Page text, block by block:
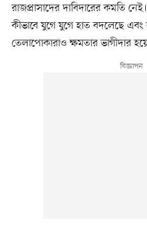
রাজপ্রাসাদের দাবিদারের কমতি
কীভাবে যুগে যুগে হাত বদলেছে
তেলাপোকারাও ক্ষমতার ভাগীদার